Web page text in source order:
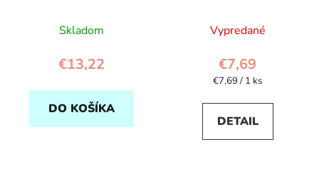
Skladom
€13,22
DO KOŠÍKA
Vypredané
€7,69
Jednotková
€7,69 / 1 ks
DETAIL